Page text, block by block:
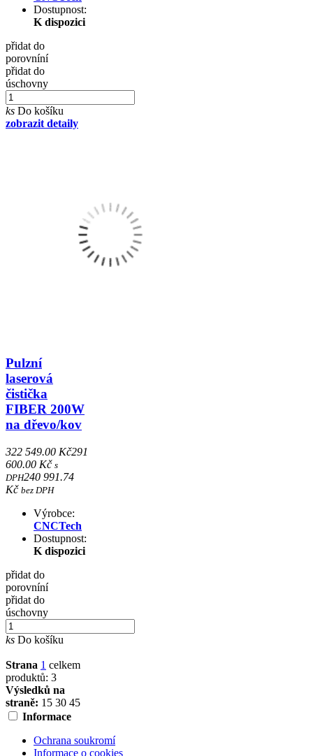
Dostupnost:
K dispozici
přidat do
porovníní
přidat do
úschovny
ks Do košíku
zobrazit detaily
Pulzní
laserová
čistička
FIBER 200W
na dřevo/kov
322 549.00 Kč291
600.00 Kč s
DPH240 991.74
Kč bez DPH
Výrobce:
CNCTech
Dostupnost:
K dispozici
přidat do
porovníní
přidat do
úschovny
ks Do košíku
Strana 1 celkem
produktů: 3
Výsledků na
straně: 15 30 45
Informace
Ochrana soukromí
Informace o cookies